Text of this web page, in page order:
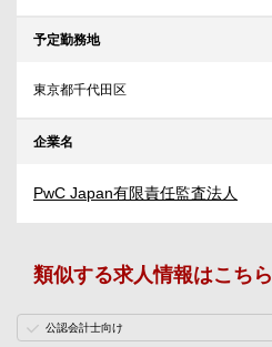
予定勤務地
東京都千代田区
企業名
PwC Japan有限責任監査法人
類似する求人情報はこちら
公認会計士向け